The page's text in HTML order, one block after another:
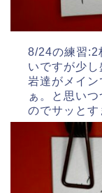
8/24の練習:2
いですが少
岩達がメイ
ぁ。と思い
のでサッとす